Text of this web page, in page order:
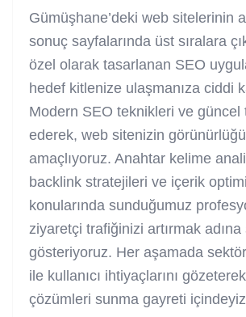
Gümüşhane’deki web sitelerinin
sonuç sayfalarında üst sıralara
özel olarak tasarlanan SEO
hedef kitlenize ulaşmanıza ciddi
Modern SEO teknikleri ve güncel
ederek, web sitenizin
amaçlıyoruz. Anahtar kelime
backlink stratejileri ve içerik
konularında sunduğumuz
ziyaretçi trafiğinizi artırmak
gösteriyoruz. Her aşamada
ile kullanıcı ihtiyaçlarını
çözümleri sunma gayreti